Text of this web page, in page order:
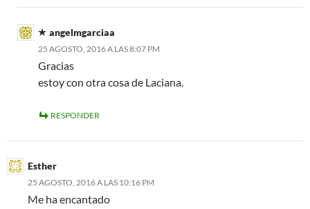
angelmgarciaa
25 AGOSTO, 2016 A LAS 8:07 PM
Gracias
estoy con otra cosa de Laciana.
RESPONDER
Esther
25 AGOSTO, 2016 A LAS 10:16 PM
Me ha encantado